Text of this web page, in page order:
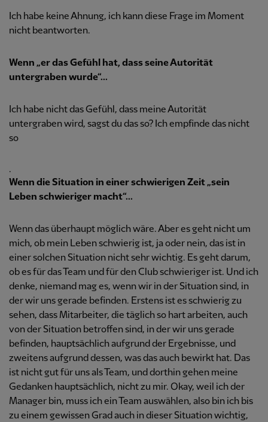
Ich habe keine Ahnung, ich kann diese Frage im Moment
nicht beantworten.
Wenn „er das Gefühl hat, dass seine Autorität
untergraben wurde“...
Ich habe nicht das Gefühl, dass meine Autorität
untergraben wird, sagst du das so? Ich empfinde das nicht
so
.
Wenn die Situation in einer schwierigen Zeit „sein
Leben schwieriger macht“...
Wenn das überhaupt möglich wäre. Aber es geht nicht um
mich, ob mein Leben schwierig ist, ja oder nein, das ist in
einer solchen Situation nicht sehr wichtig. Es geht darum,
ob es für das Team und für den Club schwieriger ist. Und ich
denke, niemand mag es, wenn wir in der Situation sind, in
der wir uns gerade befinden. Erstens ist es schwierig zu
sehen, dass Mitarbeiter, die täglich so hart arbeiten, auch
von der Situation betroffen sind, in der wir uns gerade
befinden, hauptsächlich aufgrund der Ergebnisse, und
zweitens aufgrund dessen, was das auch bewirkt hat. Das
ist nicht gut für uns als Team, und dorthin gehen meine
Gedanken hauptsächlich, nicht zu mir. Okay, weil ich der
Manager bin, muss ich ein Team auswählen, also bin ich bis
zu einem gewissen Grad auch in dieser Situation wichtig,